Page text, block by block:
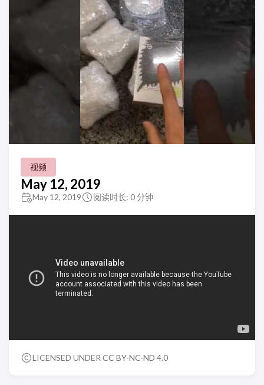
视频
May 12, 2019
May 12, 2019 阅读时长: 0 分钟
LICENSED UNDER CC BY-NC-ND 4.0